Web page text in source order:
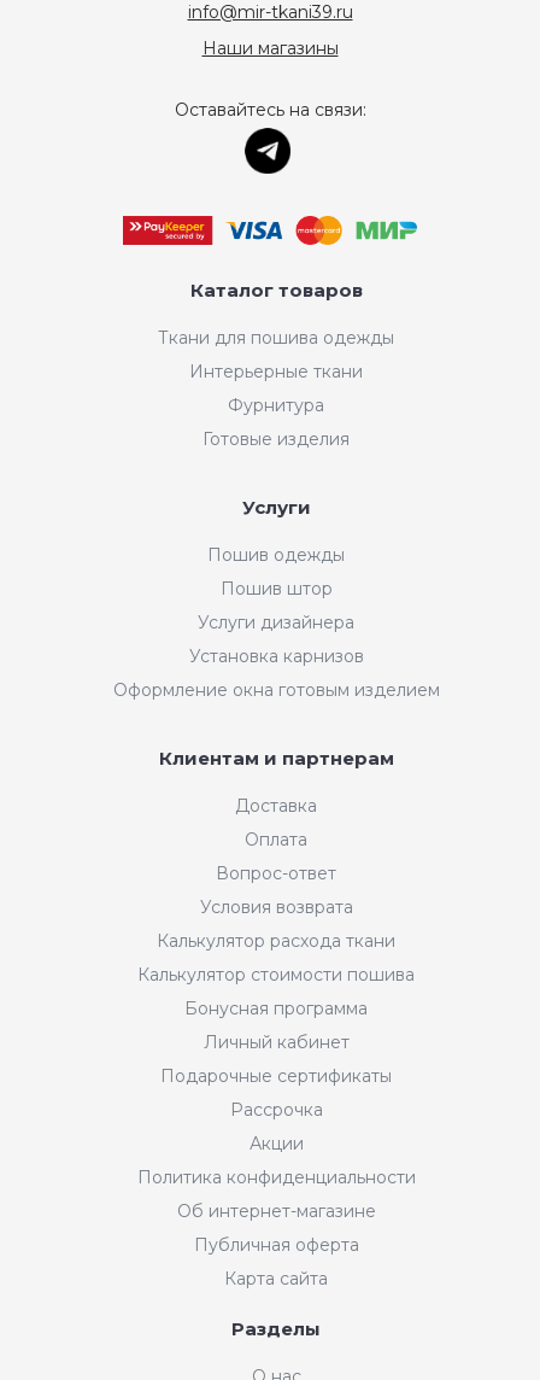
Интернет-магазин "Мир
info@mir-tkani39.ru
Наши магазины
Оставайтесь на связи:
Каталог товаров
Ткани для пошива одежды
Интерьерные ткани
Фурнитура
Готовые изделия
Услуги
Пошив одежды
Пошив штор
Услуги дизайнера
Установка карнизов
Оформление окна готовым изделием
Клиентам и партнерам
Доставка
Оплата
Вопрос-ответ
Условия возврата
Калькулятор расхода ткани
Калькулятор стоимости пошива
Бонусная программа
Личный кабинет
Подарочные сертификаты
Рассрочка
Акции
Политика конфиденциальности
Об интернет-магазине
Публичная оферта
Карта сайта
Разделы